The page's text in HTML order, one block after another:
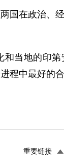
在政治、
当地的印第
程中最好的
重要链接